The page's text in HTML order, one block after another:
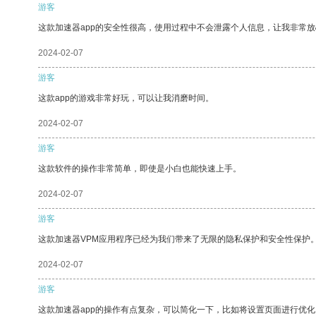
游客
这款加速器app的安全性很高，使用过程中不会泄露个人信息，让我非常放
2024-02-07
游客
这款app的游戏非常好玩，可以让我消磨时间。
2024-02-07
游客
这款软件的操作非常简单，即使是小白也能快速上手。
2024-02-07
游客
这款加速器VPM应用程序已经为我们带来了无限的隐私保护和安全性保护。
2024-02-07
游客
这款加速器app的操作有点复杂，可以简化一下，比如将设置页面进行优化